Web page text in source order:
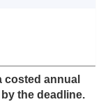
costed annual
the deadline.